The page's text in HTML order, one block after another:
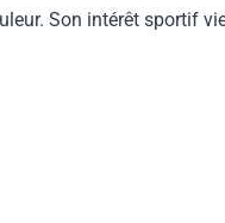
Son intérêt sportif